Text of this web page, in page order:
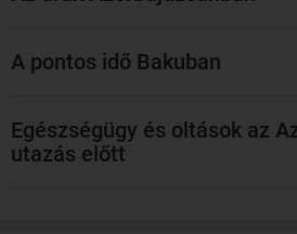
közelében található. Érkezésünk után
mintegy 20 kilométer.
A pontos idő Bakuban
Egészségügy és oltások az
utazás előtt